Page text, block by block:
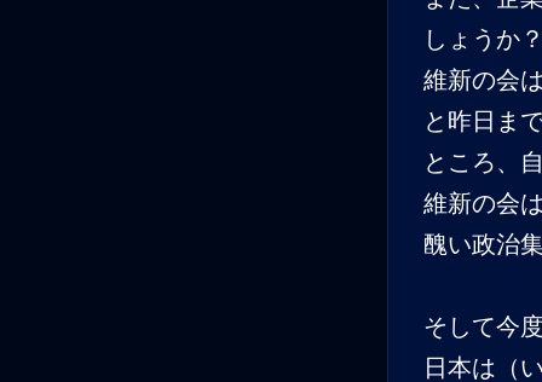
しょうか
維新の会
と昨日ま
ところ、
維新の会
醜い政治
そして今
日本は（